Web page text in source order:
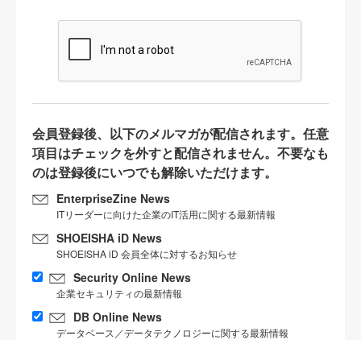
会員登録後、以下のメルマガが配信されます。任意
項目はチェックを外すと配信されません。不要なも
のは登録後にいつでも解除いただけます。
EnterpriseZine News
ITリーダーに向けた企業のIT活用に関する最新情報
SHOEISHA iD News
SHOEISHA iD 会員全体に対するお知らせ
Security Online News
企業セキュリティの最新情報
DB Online News
データベース／データテクノロジーに関する最新情報